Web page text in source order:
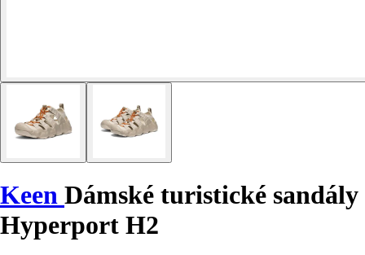
Keen Dámské turistické sandály
Hyperport H2